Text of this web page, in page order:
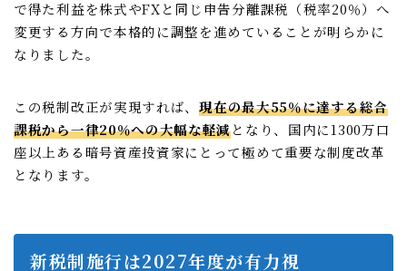
で得た利益を株式やFXと同じ申告分離課税（税率20％）へ
変更する方向で本格的に調整を進めていることが明らかに
なりました。
この税制改正が実現すれば、現在の最大55％に達する総合
課税から一律20％への大幅な軽減となり、国内に1300万口
座以上ある暗号資産投資家にとって極めて重要な制度改革
となります。
新税制施行は2027年度が有力視